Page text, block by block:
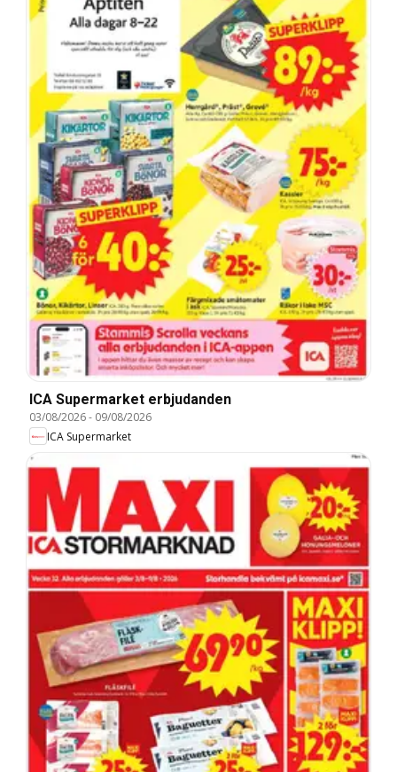
ICA Supermarket erbjudanden
03/08/2026- 09/08/2026
ICA Supermarket